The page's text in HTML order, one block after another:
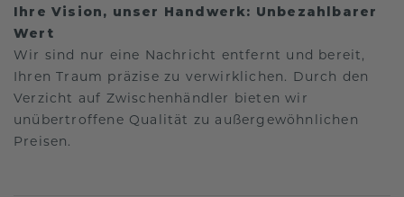
Ihre Vision, unser Handwerk: Unbezahlbarer
Wert
Wir sind nur eine Nachricht entfernt und bereit,
Ihren Traum präzise zu verwirklichen. Durch den
Verzicht auf Zwischenhändler bieten wir
unübertroffene Qualität zu außergewöhnlichen
Preisen.